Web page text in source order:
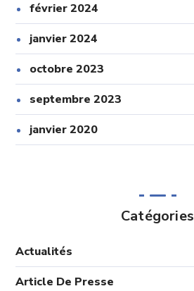
février 2024
janvier 2024
octobre 2023
septembre 2023
janvier 2020
Catégories
Actualités
Article De Presse